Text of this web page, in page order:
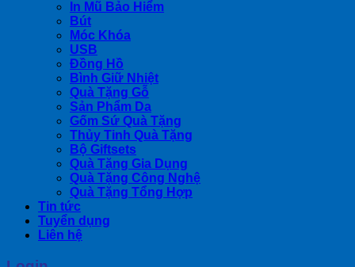
In Mũ Bảo Hiểm
Bút
Móc Khóa
USB
Đồng Hồ
Bình Giữ Nhiệt
Quà Tặng Gỗ
Sản Phẩm Da
Gốm Sứ Quà Tặng
Thủy Tinh Quà Tặng
Bộ Giftsets
Quà Tặng Gia Dụng
Quà Tặng Công Nghệ
Quà Tặng Tổng Hợp
Tin tức
Tuyển dụng
Liên hệ